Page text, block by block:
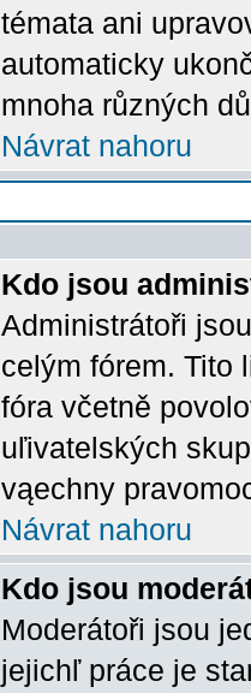
témata ani
automaticky
mnoha různých
Návrat nahoru
Kdo jsou
Administrátoři
celým fórem. Tito
fóra včetně
uľivatelských
vąechny
Návrat nahoru
Kdo jsou
Moderátoři jsou
jejichľ práce je